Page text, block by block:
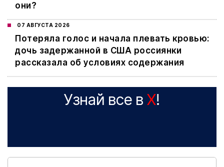
они?
07 АВГУСТА 2026
Потеряла голос и начала плевать кровью:
дочь задержанной в США россиянки
рассказала об условиях содержания
Узнай все в X!